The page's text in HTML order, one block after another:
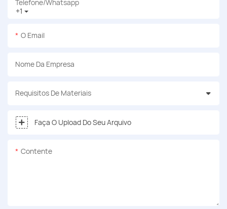
+1
Telefone/whatsapp
O Email
Nome Da Empresa
Requisitos De Materiais
Faça O Upload Do Seu Arquivo
Contente